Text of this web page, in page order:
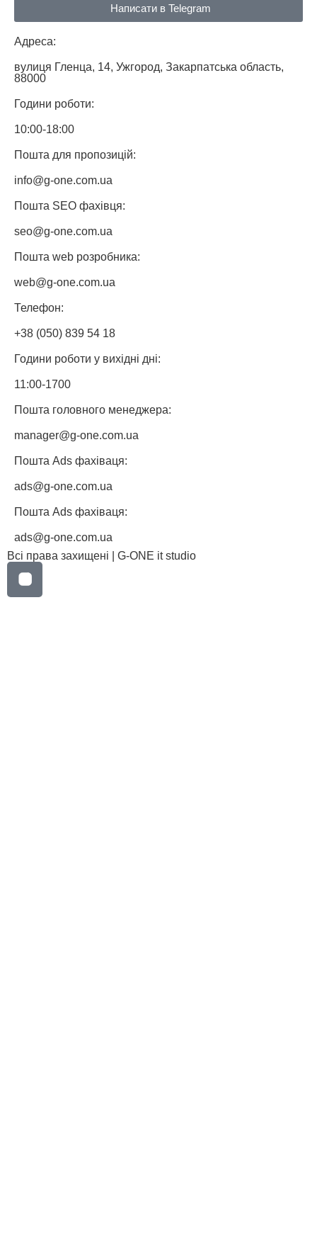
Написати в Telegram
Адреса:
вулиця Гленца, 14, Ужгород, Закарпатська область,
88000
Години роботи:
10:00-18:00
Пошта для пропозицій:
info@g-one.com.ua
Пошта SEO фахівця:
seo@g-one.com.ua
Пошта web розробника:
web@g-one.com.ua
Телефон:
+38 (050) 839 54 18
Години роботи у вихідні дні:
11:00-1700
Пошта головного менеджера:
manager@g-one.com.ua
Пошта Ads фахіваця:
ads@g-one.com.ua
Пошта Ads фахіваця:
ads@g-one.com.ua
Всі права захищені | G-ONE it studio